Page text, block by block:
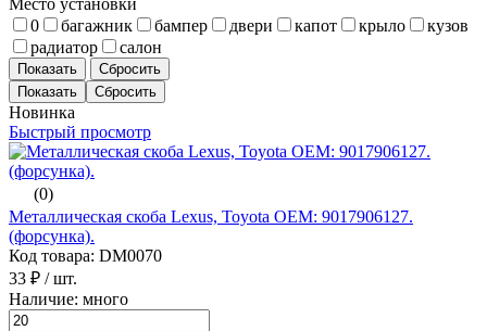
Место установки
0
багажник бампер двери капот крыло
кузов
радиатор
салон
Показать Сбросить
Новинка
Быстрый просмотр
(0)
Металлическая скоба Lexus, Toyota ОЕМ: 9017906127.
(форсунка).
Код товара: DM0070
33 ₽ / шт.
Наличие: много